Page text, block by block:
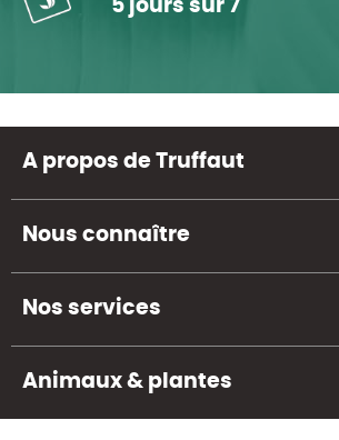
5 jours sur 7
A propos de Truffaut
Nous connaître
Nos services
Animaux & plantes